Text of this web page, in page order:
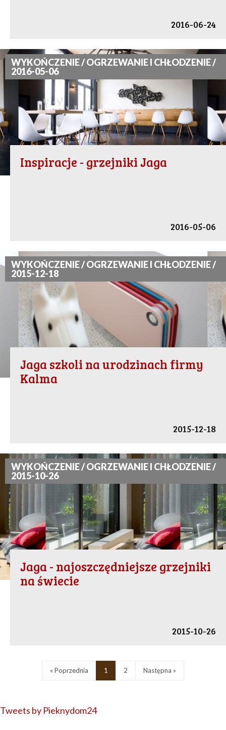
2016-06-24
WYKOŃCZENIE / OGRZEWANIE I CHŁODZENIE /
2016-05-06
Inspiracje - grzejniki Jaga
2016-05-06
WYKOŃCZENIE / OGRZEWANIE I CHŁODZENIE /
2015-12-18
Jaga szkoli na urodzinach firmy
Kalma
2015-12-18
WYKOŃCZENIE / OGRZEWANIE I CHŁODZENIE /
2015-10-26
Jaga - najoszczędniejsze grzejniki
na świecie
2015-10-26
« Poprzednia 1 2 Następna »
Tweets by Pieknydom24